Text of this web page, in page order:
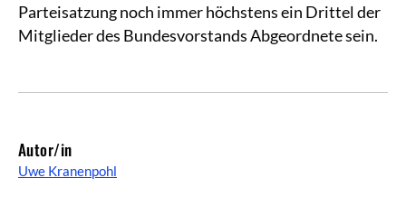
Parteisatzung noch immer höchstens ein Drittel der
Mitglieder des Bundesvorstands Abgeordnete sein.
Autor/in
Uwe Kranenpohl